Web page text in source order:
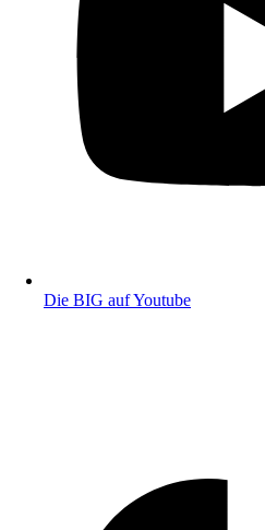
Die BIG auf Youtube